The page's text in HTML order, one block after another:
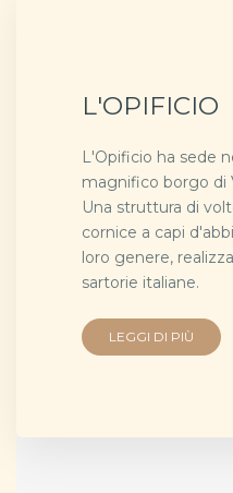
L'OPIFICIO
L'Opificio ha sede
magnifico borgo di
Una struttura di
cornice a capi
loro genere,
sartorie italiane.
LEGGI DI PIÙ